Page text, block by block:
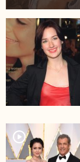
player2